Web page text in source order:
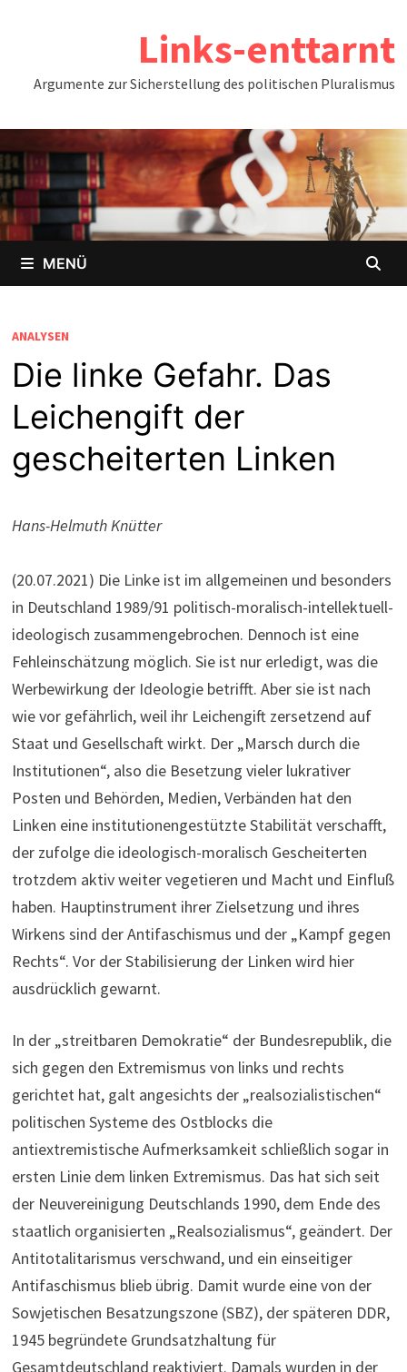
Links-enttarnt
Argumente zur Sicherstellung des politischen Pluralismus
MENÜ
ANALYSEN
Die linke Gefahr. Das
Leichengift der
gescheiterten Linken
Hans-Helmuth Knütter
(20.07.2021) Die Linke ist im allgemeinen und besonders
in Deutschland 1989/91 politisch-moralisch-intellektuell-
ideologisch zusammengebrochen. Dennoch ist eine
Fehleinschätzung möglich. Sie ist nur erledigt, was die
Werbewirkung der Ideologie betrifft. Aber sie ist nach
wie vor gefährlich, weil ihr Leichengift zersetzend auf
Staat und Gesellschaft wirkt. Der „Marsch durch die
Institutionen“, also die Besetzung vieler lukrativer
Posten und Behörden, Medien, Verbänden hat den
Linken eine institutionengestützte Stabilität verschafft,
der zufolge die ideologisch-moralisch Gescheiterten
trotzdem aktiv weiter vegetieren und Macht und Einfluß
haben. Hauptinstrument ihrer Zielsetzung und ihres
Wirkens sind der Antifaschismus und der „Kampf gegen
Rechts“. Vor der Stabilisierung der Linken wird hier
ausdrücklich gewarnt.
In der „streitbaren Demokratie“ der Bundesrepublik, die
sich gegen den Extremismus von links und rechts
gerichtet hat, galt angesichts der „realsozialistischen“
politischen Systeme des Ostblocks die
antiextremistische Aufmerksamkeit schließlich sogar in
ersten Linie dem linken Extremismus. Das hat sich seit
der Neuvereinigung Deutschlands 1990, dem Ende des
staatlich organisierten „Realsozialismus“, geändert. Der
Antitotalitarismus verschwand, und ein einseitiger
Antifaschismus blieb übrig. Damit wurde eine von der
Sowjetischen Besatzungszone (SBZ), der späteren DDR,
1945 begründete Grundsatzhaltung für
Gesamtdeutschland reaktiviert. Damals wurden in der